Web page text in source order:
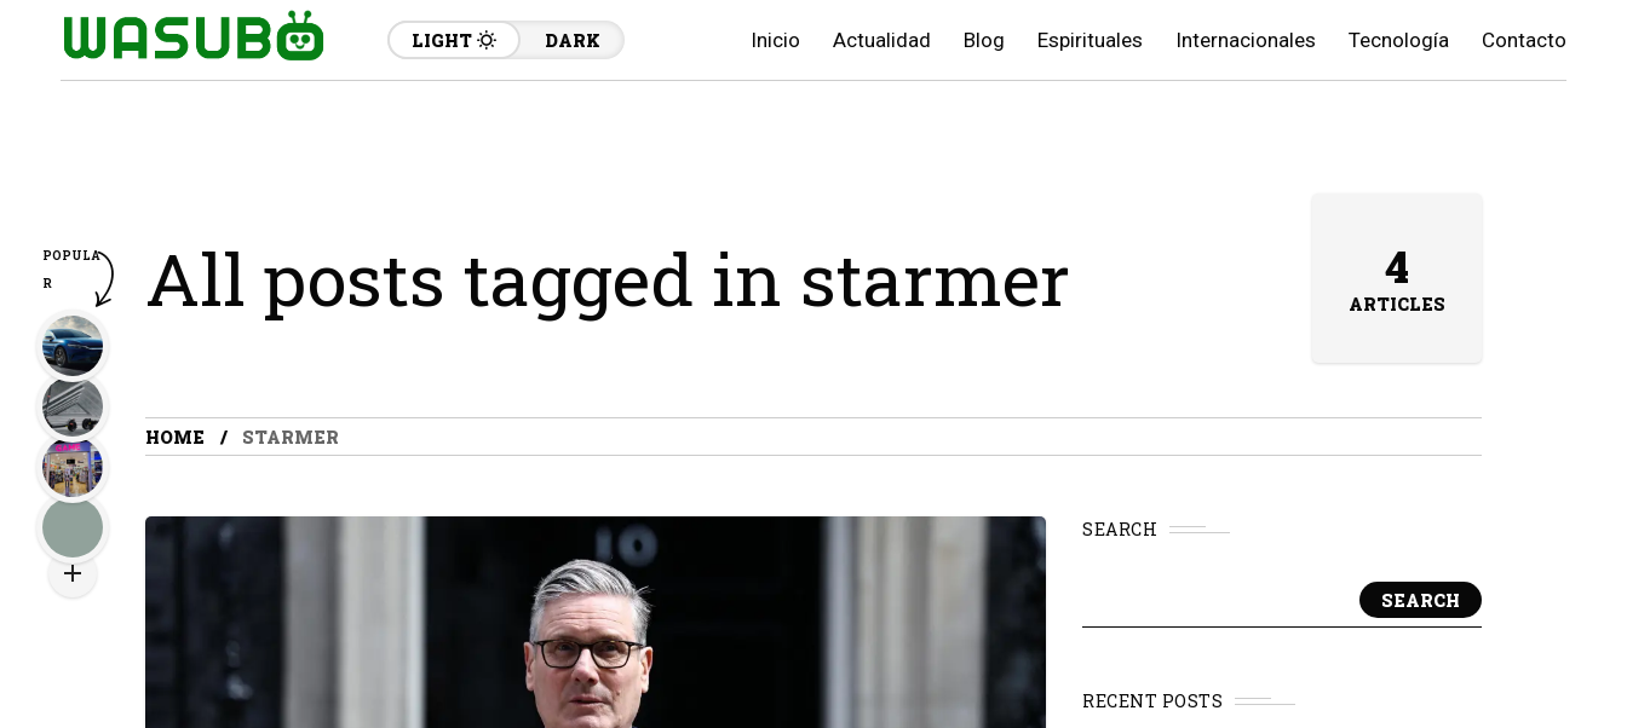
LIGHT DARK Inicio Actualidad Blog Espirituales Internacionales Tecnología Contacto
All posts tagged in starmer 4
ARTICLES
HOME STARMER
SEARCH
SEARCH
RECENT POSTS
POPULA
R